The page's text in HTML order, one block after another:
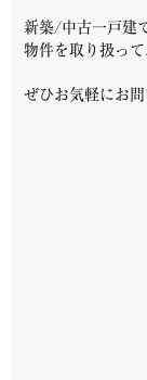
新築/中古一戸建
物件を取り扱って
ぜひお気軽にお